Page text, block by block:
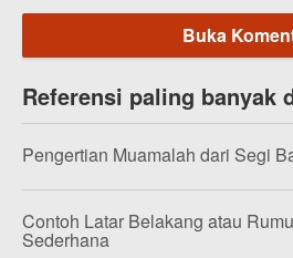
Buka
Referensi paling banyak
Pengertian Muamalah dari Segi
Contoh Latar Belakang atau
Sederhana